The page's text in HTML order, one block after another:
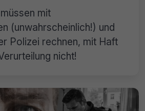
mit
(unwahrscheinlich!) und
Polizei rechnen, mit Haft
nicht!